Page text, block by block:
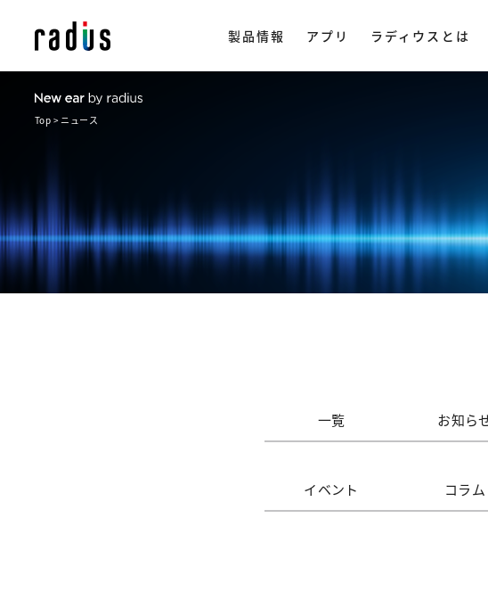
製品情報
・ ワイヤレス
・ ながら聴き
・ ワイヤード
アプリ ラディウスとは
会社概要
ヒストリー
楽天市場で購入
Top ニュース
一覧 お知ら
イベント コラム